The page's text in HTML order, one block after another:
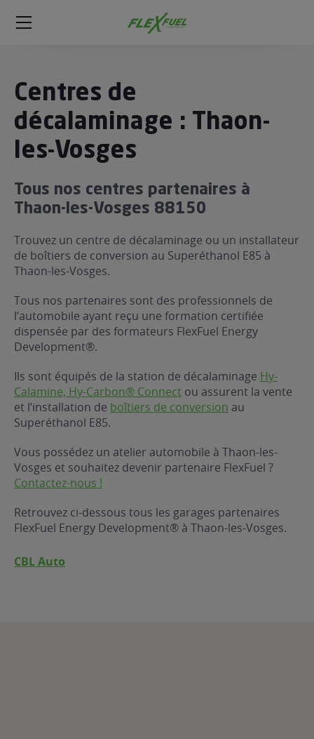
FlexFuel
Méga
le Décalaminage
?
gratuit
du carburant avec
le Superéthanol
?
de mon
Centres de
décalaminage : Thaon-
les-Vosges
Tous nos centres partenaires à
Thaon-les-Vosges 88150
Trouvez un centre de décalaminage ou un installateur
de boîtiers de conversion au Superéthanol E85 à
Thaon-les-Vosges.
Tous nos partenaires sont des professionnels de
l’automobile ayant reçu une formation certifiée
dispensée par des formateurs FlexFuel Energy
Development®.
Ils sont équipés de la station de décalaminage Hy-
Calamine, Hy-Carbon® Connect ou assurent la vente
et l’installation de boîtiers de conversion au
Superéthanol E85.
Vous possédez un atelier automobile à Thaon-les-
Vosges et souhaitez devenir partenaire FlexFuel ?
Contactez-nous !
Retrouvez ci-dessous tous les garages partenaires
FlexFuel Energy Development® à Thaon-les-Vosges.
CBL Auto